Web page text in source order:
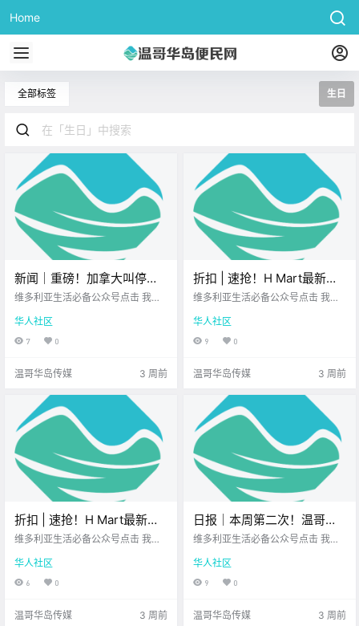
Home
全部标签 生日
新闻｜重磅！加拿大叫停父
母团聚移民！Saanich一街道
维多利亚生活必备公众号点击 我在
想一直在你身边您值得信赖的地产
经纪北美最大亚洲超市 大家周四好
吧！ IRCC.
华人社区
7 0
温哥华岛传媒 3 周前
折扣 | 速抢！H Mart最新优
惠来啦！Walmart、Thrifty
维多利亚生活必备公众号点击 我在
想一直在你身边维多利亚顶级科创
学校您值得信赖的地产经纪 每周折
是美食饮品.
华人社区
9 0
温哥华岛传媒 3 周前
折扣 | 速抢！H Mart最新优
惠来啦！Walmart、Thrifty
维多利亚生活必备公众号点击 我在
想一直在你身边维多利亚顶级科创
学校您值得信赖的地产经纪 每周折
扣时间到！ 博主特意为 大家精选了
是美食饮品.
华人社区
6 0
温哥华岛传媒 3 周前
日报｜本周第二次！温哥华
岛北部海域又地震了！
线！
维多利亚生活必备公众号点击 我在
想一直在你身边UPS维多利亚DT店
您值得信赖的地产经纪公元2026年
7月16日 农历6月3日 星期四 巨蟹
预报（.
华人社区
9 0
温哥华岛传媒 3 周前